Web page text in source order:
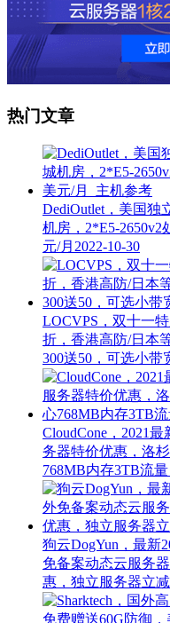
热门文章
DediOutlet，美国独
机房，2*E5-2650v2
元/月 2022-10-30
LOCVPS，双十一
折，香港高防/日本
300送50，可选小
CloudCone，2021
务器特价优惠，洛
768MB内存3TB流量
狗云DogYun，最新
免备案动态云服务
惠，独立服务器立